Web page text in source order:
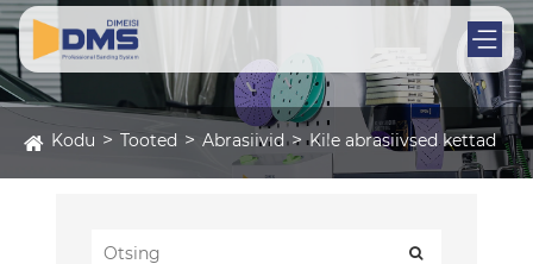
Kodu Tooted Abrasiivid Kile abrasiivsed kettad